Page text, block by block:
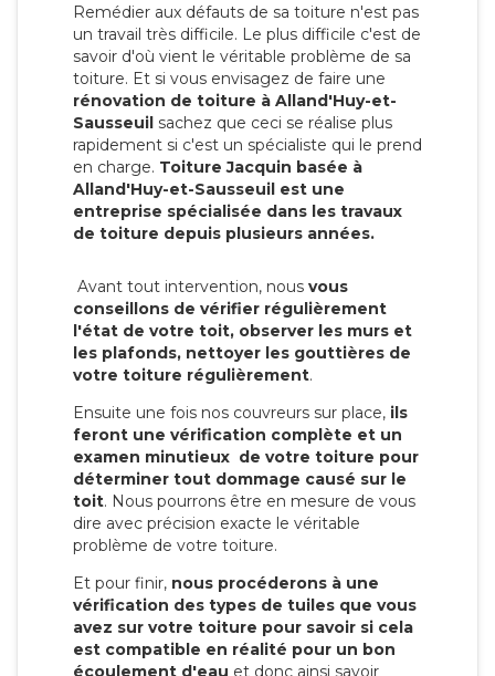
Remédier aux défauts de sa toiture n'est pas
un travail très difficile. Le plus difficile c'est de
savoir d'où vient le véritable problème de sa
toiture. Et si vous envisagez de faire une
rénovation de toiture à Alland'Huy-et-
Sausseuil sachez que ceci se réalise plus
rapidement si c'est un spécialiste qui le prend
en charge. Toiture Jacquin basée à
Alland'Huy-et-Sausseuil est une
entreprise spécialisée dans les travaux
de toiture depuis plusieurs années.
Avant tout intervention, nous vous
conseillons de vérifier régulièrement
l'état de votre toit, observer les murs et
les plafonds, nettoyer les gouttières de
votre toiture régulièrement.
Ensuite une fois nos couvreurs sur place, ils
feront une vérification complète et un
examen minutieux de votre toiture pour
déterminer tout dommage causé sur le
toit. Nous pourrons être en mesure de vous
dire avec précision exacte le véritable
problème de votre toiture.
Et pour finir, nous procéderons à une
vérification des types de tuiles que vous
avez sur votre toiture pour savoir si cela
est compatible en réalité pour un bon
écoulement d'eau et donc ainsi savoir